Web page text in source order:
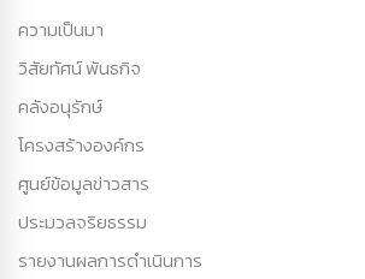
ความเป็นมา
วิสัยทัศน์ พันธกิจ
คลังอนุรักษ์
โครงสร้างองค์กร
ศูนย์ข้อมูลข่าวสาร
ประมวลจริยธรรม
รายงานผลการดำเนินการ